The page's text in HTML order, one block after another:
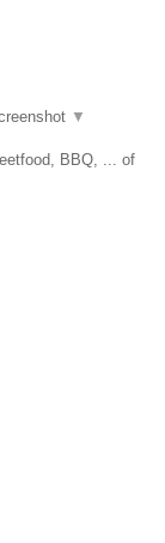
▼
BBQ, ... of